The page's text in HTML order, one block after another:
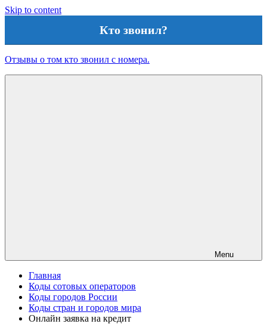
Skip to content
Кто звонил?
Отзывы о том кто звонил с номера.
Menu
Главная
Коды сотовых операторов
Коды городов России
Коды стран и городов мира
Онлайн заявка на кредит